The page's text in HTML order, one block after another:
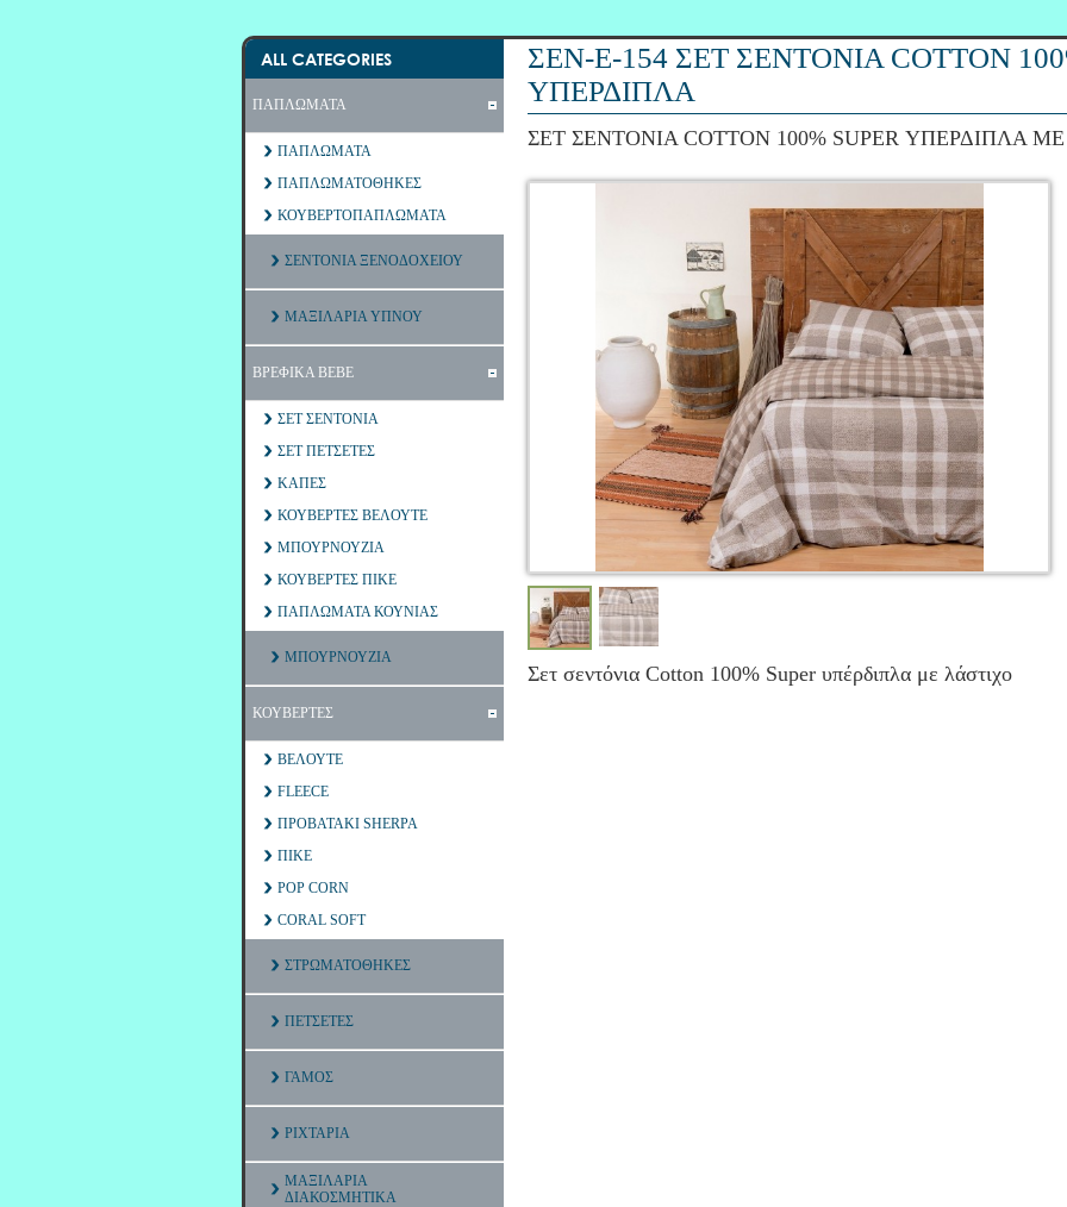
ALL CATEGORIES
ΠΑΠΛΩΜΑΤΑ
ΠΑΠΛΩΜΑΤΑ
ΠΑΠΛΩΜΑΤΟΘΗΚΕΣ
ΚΟΥΒΕΡΤΟΠΑΠΛΩΜΑΤΑ
ΣΕΝΤΟΝΙΑ ΞΕΝΟΔΟΧΕΙΟΥ
ΜΑΞΙΛΑΡΙΑ ΥΠΝΟΥ
ΒΡΕΦΙΚΑ ΒΕΒΕ
ΣΕΤ ΣΕΝΤΟΝΙΑ
ΣΕΤ ΠΕΤΣΕΤΕΣ
ΚΑΠΕΣ
ΚΟΥΒΕΡΤΕΣ ΒΕΛΟΥΤΕ
ΜΠΟΥΡΝΟΥΖΙΑ
ΚΟΥΒΕΡΤΕΣ ΠΙΚΕ
ΠΑΠΛΩΜΑΤΑ ΚΟΥΝΙΑΣ
ΜΠΟΥΡΝΟΥΖΙΑ
ΚΟΥΒΕΡΤΕΣ
ΒΕΛΟΥΤΕ
FLEECE
ΠΡΟΒΑΤΑΚΙ SHERPA
ΠΙΚΕ
POP CORN
CORAL SOFT
ΣΤΡΩΜΑΤΟΘΗΚΕΣ
ΠΕΤΣΕΤΕΣ
ΓΑΜΟΣ
ΡΙΧΤΑΡΙΑ
ΜΑΞΙΛΑΡΙΑ
ΔΙΑΚΟΣΜΗΤΙΚΑ
ΣΕΝ-Ε-154 ΣΕΤ ΣΕΝΤΟΝΙΑ COTTON
ΥΠΕΡΔΙΠΛΑ
ΣΕΤ ΣΕΝΤΟΝΙΑ COTTON 100% SUPER ΥΠΕΡΔΙΠΛΑ
Σετ σεντόνια Cotton 100% Super υπέρδιπλα με λάστιχο